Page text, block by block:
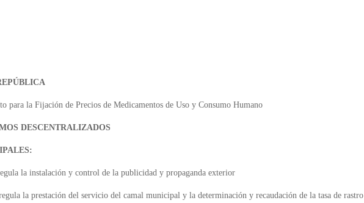
para la Fijación de Precios de Medicamentos de Uso y Consumo Humano
DESCENTRALIZADOS
la instalación y control de la publicidad y propaganda exterior
la prestación del servicio del camal municipal y la determinación y recaudación de la tasa de rastro